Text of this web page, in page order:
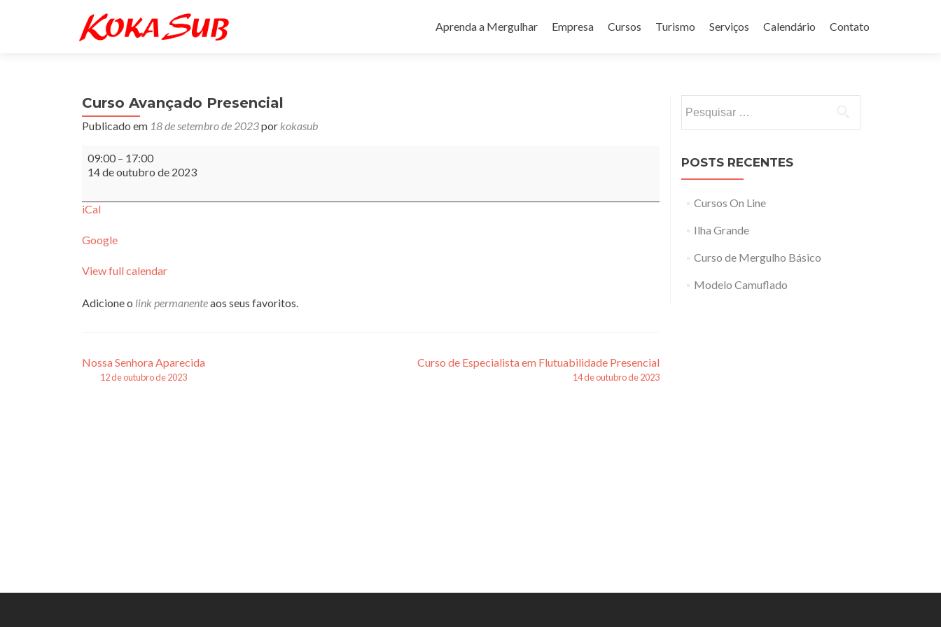
para
Aprenda a Mergulhar Empresa Cursos Turismo Serviços Calendário Contato
Curso Avançado Presencial
Publicado em 18 de setembro de 2023por kokasub
Curso
Avançado
Presencial
09:00 – 17:00
14 de outubro de 2023
iCal
Google
View full calendar
Adicione o link permanenteaos seus favoritos.
Navegação
Nossa Senhora Aparecida
12 de outubro de 2023
Curso de Especialista em Flutuabilidade Presencial
14 de outubro de 2023
por:
POSTS RECENTES
Cursos On Line
Ilha Grande
Curso de Mergulho Básico
Modelo Camuflado